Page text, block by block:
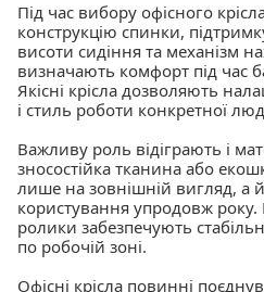
Під час вибору офісного
конструкцію спинки,
висоти сидіння та механізм
визначають комфорт під час
Якісні крісла дозволяють
і стиль роботи конкретної
Важливу роль відіграють і
зносостійка тканина або
лише на зовнішній вигляд, а й
користування упродовж року.
ролики забезпечують
по робочій зоні.
Офісні крісла повинні